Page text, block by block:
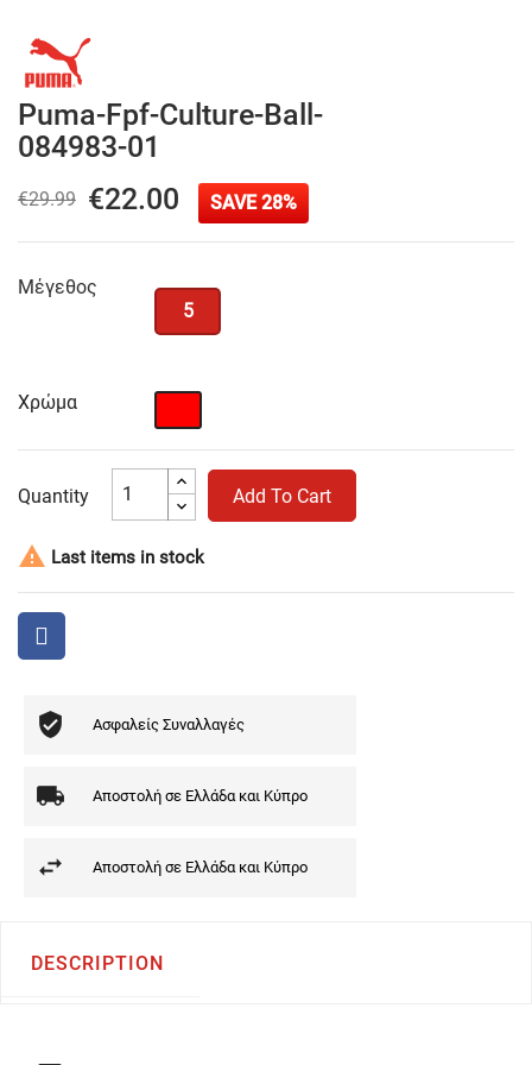
Puma-Fpf-Culture-Ball-
084983-01
€29.99 €22.00 SAVE 28%
Μέγεθος
5
Χρώμα
Quantity Add To Cart
 Last items in stock
Ασφαλείς Συναλλαγές
Αποστολή σε Ελλάδα και Κύπρο
Αποστολή σε Ελλάδα και Κύπρο
DESCRIPTION